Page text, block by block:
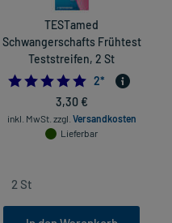
TESTamed
Schwangerschafts Frühtest
Teststreifen, 2 St
5.0
2*
3,30 €
inkl. MwSt. zzgl. Versandkosten
Lieferbar